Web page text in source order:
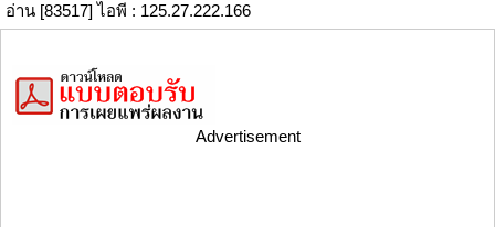
อ่าน [83517] ไอพี : 125.27.222.166
Advertisement